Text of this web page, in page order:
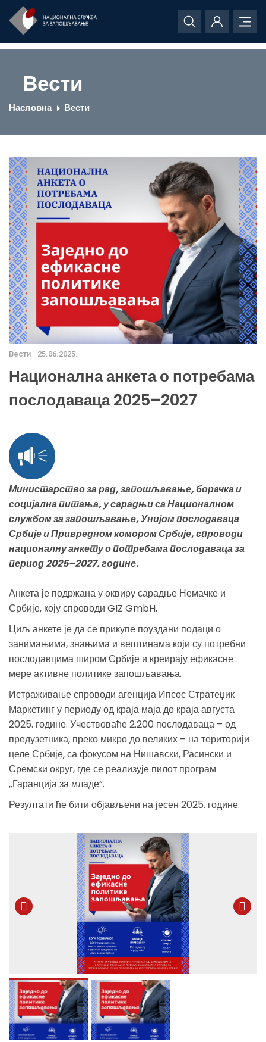
Вести
Насловна Вести
Вести 25.06.2025.
Национална анкета о потребама
послодаваца 2025–2027
Министарство за рад, запошљавање, борачка и
социјална питања, у сарадњи са Националном
службом за запошљавање, Унијом послодаваца
Србије и Привредном комором Србије, спроводи
националну анкету о потребама послодаваца за
период 2025–2027. године.
Анкета је подржана у оквиру сарадње Немачке и
Србије, коју спроводи GIZ GmbH.
Циљ анкете је да се прикупе поуздани подаци о
занимањима, знањима и вештинама који су потребни
послодавцима широм Србије и креирају ефикасне
мере активне политике запошљавања.
Истраживање спроводи агенција Ипсос Стратеџик
Маркетинг у периоду од краја маја до краја августа
2025. године. Учествоваће 2.200 послодаваца – од
предузетника, преко микро до великих – на територији
целе Србије, са фокусом на Нишавски, Расински и
Сремски округ, где се реализује пилот програм
„Гаранција за младе“.
Резултати ће бити објављени на јесен 2025. године.